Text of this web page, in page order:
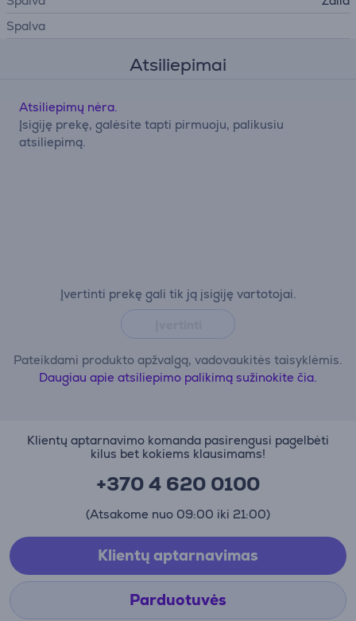
Spalva
Atsiliepimai
Įvertinti prekę gali tik ją įsigiję vartotojai.
Pateikdami produkto apžvalgą, vadovaukitės taisyklėmis.
Daugiau apie atsiliepimo palikimą sužinokite čia.
Atsiliepimų nėra.
Įsigiję prekę, galėsite tapti pirmuoju, palikusiu
atsiliepimą.
Klientų aptarnavimo komanda pasirengusi pagelbėti
kilus bet kokiems klausimams!
+370 4 620 0100
(Atsakome nuo 09:00 iki 21:00)
Klientų aptarnavimas
Parduotuvės